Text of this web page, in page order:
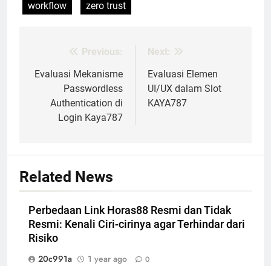
workflow
zero trust
navigation
Previous:
Evaluasi Mekanisme
Passwordless
Authentication di
Login Kaya787
Next:
Evaluasi Elemen
UI/UX dalam Slot
KAYA787
Related News
Perbedaan Link Horas88 Resmi dan Tidak
Resmi: Kenali Ciri-cirinya agar Terhindar dari
Risiko
20c991a
1 year ago 0